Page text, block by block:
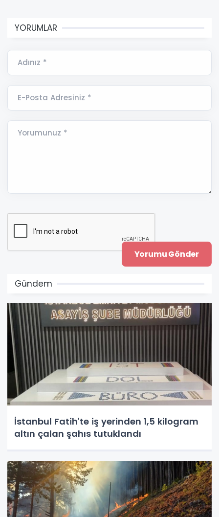
YORUMLAR
Adınız *
E-Posta Adresiniz *
Yorumunuz *
Gündem
İstanbul Fatih'te iş yerinden 1,5 kilogram
altın çalan şahıs tutuklandı